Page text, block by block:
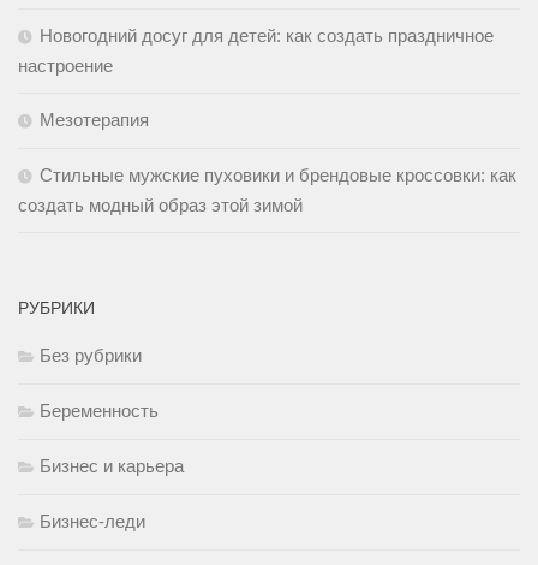
Новогодний досуг для детей: как создать праздничное
настроение
Мезотерапия
Стильные мужские пуховики и брендовые кроссовки: как
создать модный образ этой зимой
РУБРИКИ
Без рубрики
Беременность
Бизнес и карьера
Бизнес-леди